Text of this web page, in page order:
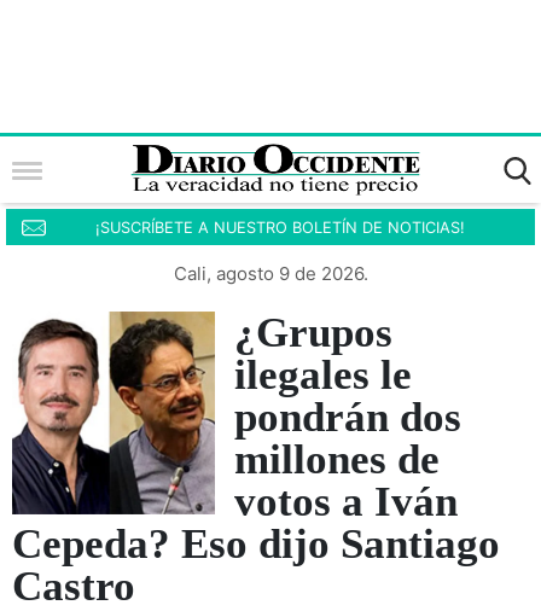
¡SUSCRÍBETE A NUESTRO BOLETÍN DE NOTICIAS!
Cali, agosto 9 de 2026.
¿Grupos
ilegales le
pondrán dos
millones de
votos a Iván
Cepeda? Eso dijo Santiago
Castro